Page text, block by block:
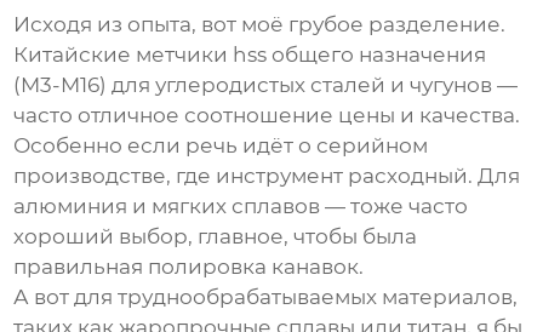
Исходя из опыта, вот моё грубое разделение.
Китайские метчики hss общего назначения
(M3-M16) для углеродистых сталей и чугунов —
часто отличное соотношение цены и качества.
Особенно если речь идёт о серийном
производстве, где инструмент расходный. Для
алюминия и мягких сплавов — тоже часто
хороший выбор, главное, чтобы была
правильная полировка канавок.
А вот для труднообрабатываемых материалов,